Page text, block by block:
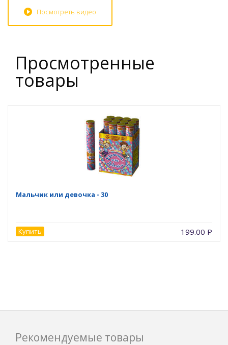
Посмотреть видео
Просмотренные
товары
Мальчик или девочка - 30
Купить 199.00 Р
Рекомендуемые товары